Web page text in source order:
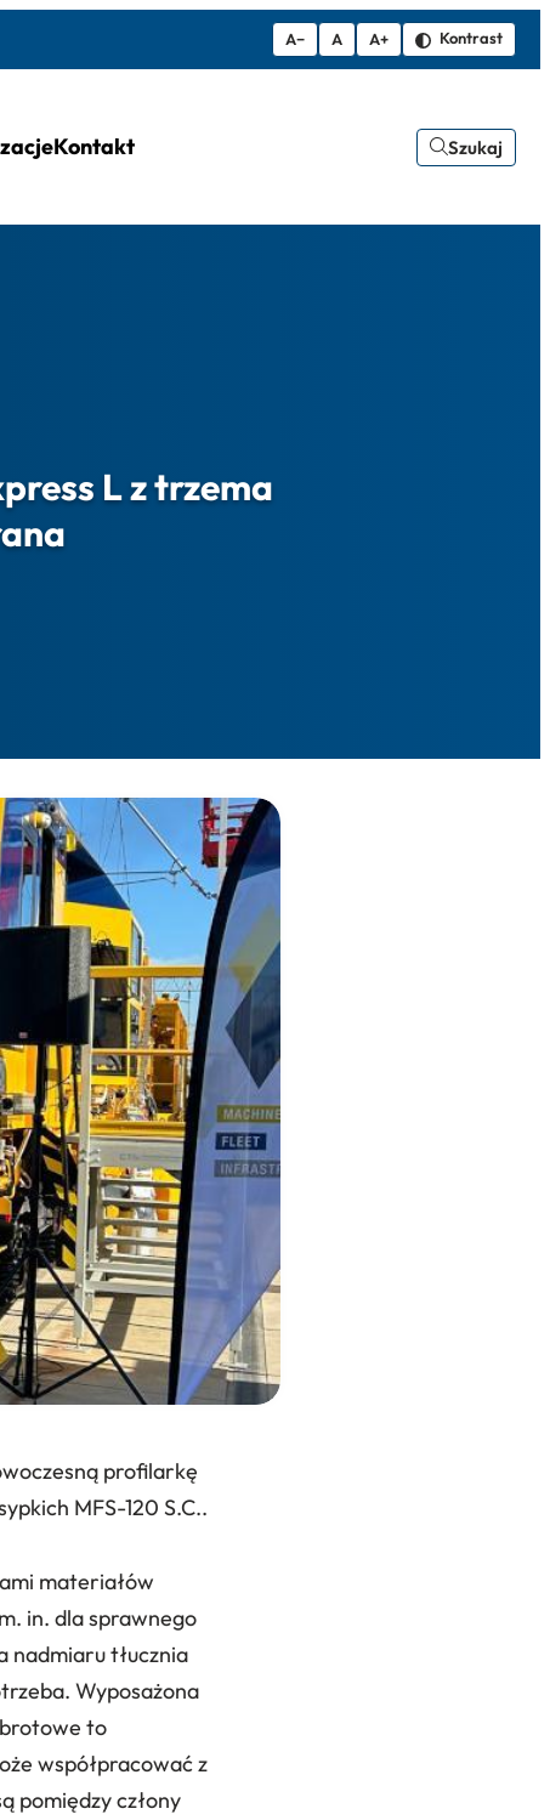
A− A A+ Kontrast
Kontakt Szukaj
L z trzema
profilarkę
MFS-120 S.C..
materiałów
in. dla sprawnego
nadmiaru tłucznia
Wyposażona
to
współpracować z
pomiędzy człony